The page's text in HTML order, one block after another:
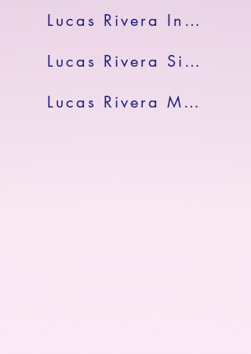
Lucas Rivera Inicial Site - Remember ( 2000 - 20XX )
Lucas Rivera Site Actual - Remember ( 2000 - 2023 )
Lucas Rivera Mirror Actual - Remember ( 2000 - 2023 )